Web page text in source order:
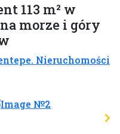
113 m² w
morze i góry